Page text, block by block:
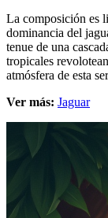
La composición es
dominancia del
tenue de una
tropicales
atmósfera de esta
Ver más: Jaguar